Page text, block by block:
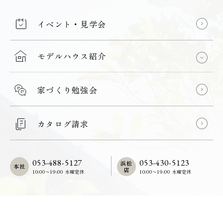
イベント・見学会
モデルハウス紹介
家づくり勉強会
カタログ請求
053-488-5127
10:00〜19:00 水曜定休
本社 053-430-5123
10:00〜19:00 水曜定休
浜松
店